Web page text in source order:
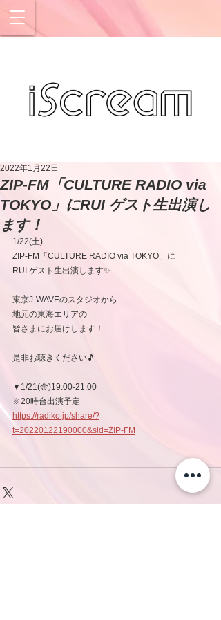
ZIP-FM「CULTURE RADIO via
TOKYO」にRUI ゲスト生出演し
ます！
2022年1月22日
1/22(土)
ZIP-FM「CULTURE RADIO via TOKYO」に
RUI ゲスト生出演します✨
東京J-WAVEのスタジオから
地元の東海エリアの
皆さまにお届けします！
是非お聴きください🎵
▼1/21(金)19:00-21:00
※20時台出演予定
https://radiko.jp/share/?
t=20220122190000&sid=ZIP-FM